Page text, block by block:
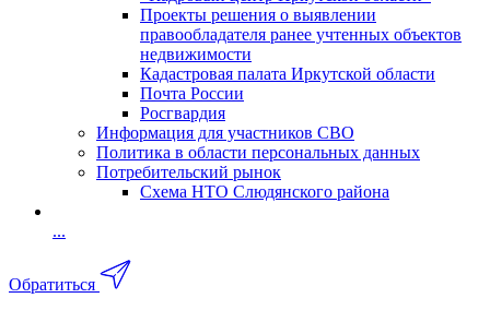
Проекты решения о выявлении
правообладателя ранее учтенных объектов
недвижимости
Кадастровая палата Иркутской области
Почта России
Росгвардия
Информация для участников СВО
Политика в области персональных данных
Потребительский рынок
Схема НТО Слюдянского района
...
Обратиться